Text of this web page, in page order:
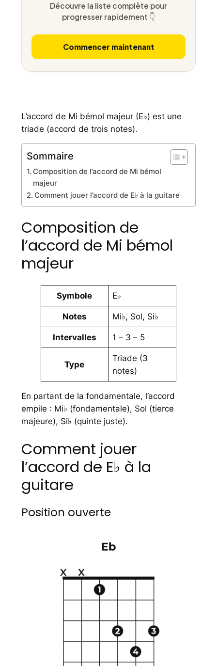
Découvre la liste complète pour
progresser rapidement 👇
Commencer maintenant
L’accord de Mi bémol majeur (E♭) est une
triade (accord de trois notes).
Sommaire
Composition de l’accord de Mi bémol
majeur
Comment jouer l’accord de E♭ à la guitare
Composition de
l’accord de Mi bémol
majeur
Symbole E♭
Notes Mi♭, Sol, Si♭
Intervalles 1 – 3 – 5
Type
Triade (3
notes)
En partant de la fondamentale, l’accord
empile : Mi♭ (fondamentale), Sol (tierce
majeure), Si♭ (quinte juste).
Comment jouer
l’accord de E♭ à la
guitare
Position ouverte